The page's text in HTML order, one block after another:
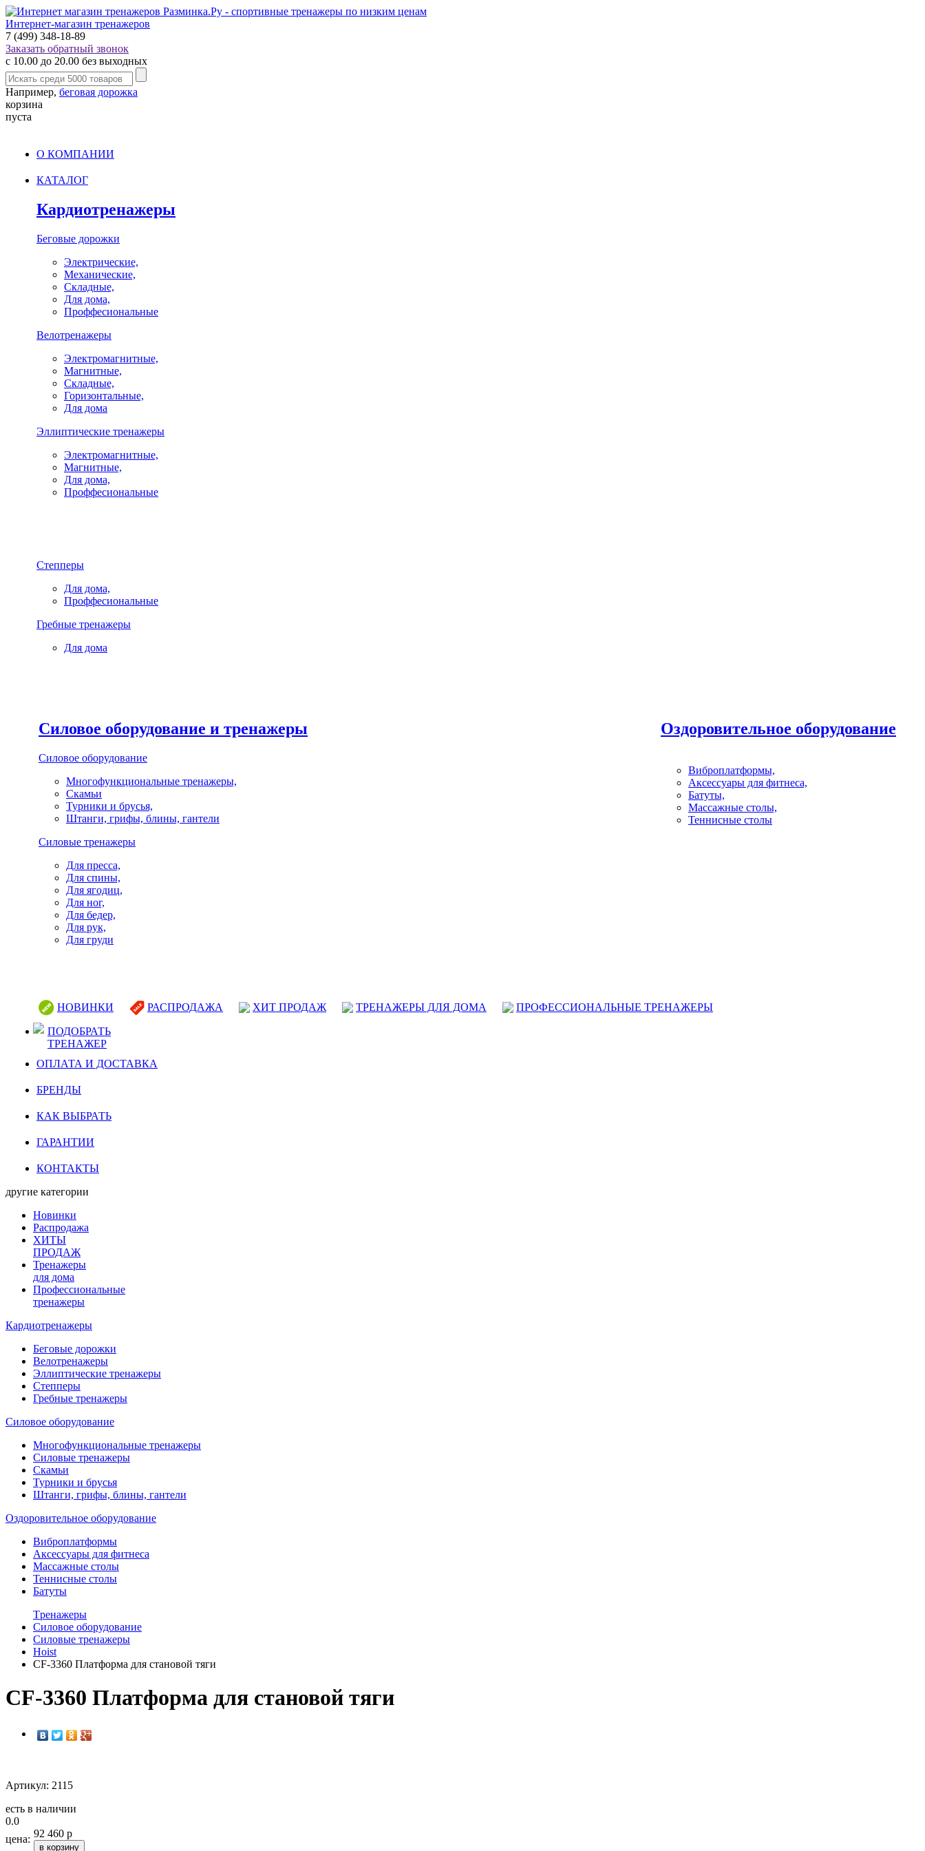
Интернет-магазин тренажеров
7 (499) 348-18-89
Заказать обратный звонок
с 10.00 до 20.00 без выходных
Например, беговая дорожка
корзина
пуста
О КОМПАНИИ
КАТАЛОГ
Кардиотренажеры
Беговые дорожки
Электрические,
Механические,
Складные,
Для дома,
Проффесиональные
Велотренажеры
Электромагнитные,
Магнитные,
Складные,
Горизонтальные,
Для дома
Эллиптические тренажеры
Электромагнитные,
Магнитные,
Для дома,
Проффесиональные
Степперы
Для дома,
Проффесиональные
Гребные тренажеры
Для дома
Силовое оборудование и тренажеры
Силовое оборудование
Многофункциональные тренажеры,
Скамьи
Турники и брусья,
Штанги, грифы, блины, гантели
Силовые тренажеры
Для пресса,
Для спины,
Для ягодиц,
Для ног,
Для бедер,
Для рук,
Для груди
Оздоровительное оборудование
Виброплатформы,
Аксессуары для фитнеса,
Батуты,
Массажные столы,
Теннисные столы
НОВИНКИ РАСПРОДАЖА ХИТ ПРОДАЖ ТРЕНАЖЕРЫ ДЛЯ ДОМА ПРОФЕССИОНАЛЬНЫЕ ТРЕНАЖЕРЫ
ПОДОБРАТЬ
ТРЕНАЖЕР
ОПЛАТА И ДОСТАВКА
БРЕНДЫ
КАК ВЫБРАТЬ
ГАРАНТИИ
КОНТАКТЫ
другие категории
Новинки
Распродажа
ХИТЫ
ПРОДАЖ
Тренажеры
для дома
Профессиональные
тренажеры
Кардиотренажеры
Беговые дорожки
Велотренажеры
Эллиптические тренажеры
Степперы
Гребные тренажеры
Силовое оборудование
Многофункциональные тренажеры
Силовые тренажеры
Скамьи
Турники и брусья
Штанги, грифы, блины, гантели
Оздоровительное оборудование
Виброплатформы
Аксессуары для фитнеса
Массажные столы
Теннисные столы
Батуты
Tренажеры
Силовое оборудование
Силовые тренажеры
Hoist
CF-3360 Платформа для становой тяги
CF-3360 Платформа для становой тяги
Артикул: 2115
есть в наличии
0.0
цена: 92 460 р
в корзину